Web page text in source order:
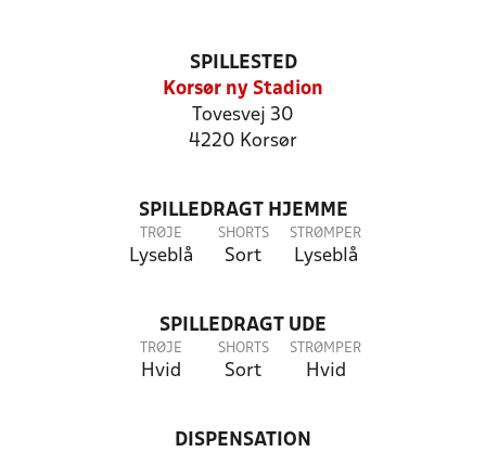
SPILLESTED
Korsør ny Stadion
Tovesvej 30
4220 Korsør
SPILLEDRAGT HJEMME
TRØJE
Lyseblå
SHORTS
Sort
STRØMPER
Lyseblå
SPILLEDRAGT UDE
TRØJE
Hvid
SHORTS
Sort
STRØMPER
Hvid
DISPENSATION